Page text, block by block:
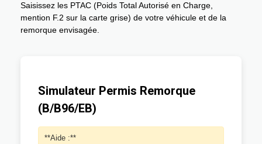
Saisissez les PTAC (Poids Total Autorisé en Charge,
mention F.2 sur la carte grise) de votre véhicule et de la
remorque envisagée.
Simulateur Permis Remorque
(B/B96/EB)
**Aide :**